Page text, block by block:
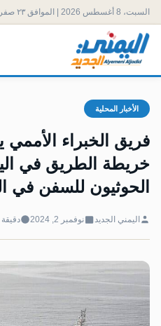
السبت، 8 أغسطس 2026 | الموافق ٢٣ صفر ١٤٤٨ هـ
الأخبار المحلية
فريق الخبراء الأممي
خريطة الطريق في
الحوثيون للسفن في
اليمني الجديد نوفمبر 2, 2024